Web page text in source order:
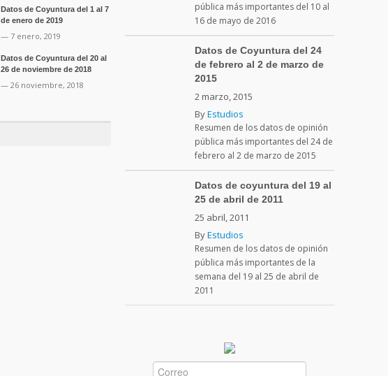
Datos de Coyuntura del 1 al 7
de enero de 2019
— 7 enero, 2019
Datos de Coyuntura del 20 al
26 de noviembre de 2018
— 26 noviembre, 2018
pública más importantes del 10 al
16 de mayo de 2016
Datos de Coyuntura del 24
de febrero al 2 de marzo de
2015
2 marzo, 2015
ByEstudios
Resumen de los datos de opinión
pública más importantes del 24 de
febrero al 2 de marzo de 2015
Datos de coyuntura del 19 al
25 de abril de 2011
25 abril, 2011
ByEstudios
Resumen de los datos de opinión
pública más importantes de la
semana del 19 al 25 de abril de
2011